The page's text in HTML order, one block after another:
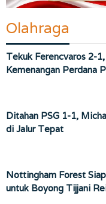
Olahraga
Tekuk Ferencvaros 2-
Kemenangan Perdana
Ditahan PSG 1-1,
di Jalur Tepat
Nottingham Forest
untuk Boyong Tijjani